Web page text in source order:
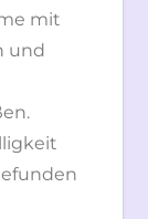
mit
und